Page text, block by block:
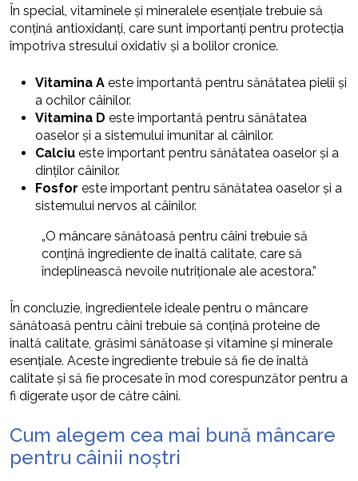
În special, vitaminele și mineralele esențiale trebuie să
conțină antioxidanți, care sunt importanți pentru protecția
împotriva stresului oxidativ și a bolilor cronice.
Vitamina A este importantă pentru sănătatea pielii și
a ochilor câinilor.
Vitamina D este importantă pentru sănătatea
oaselor și a sistemului imunitar al câinilor.
Calciu este important pentru sănătatea oaselor și a
dinților câinilor.
Fosfor este important pentru sănătatea oaselor și a
sistemului nervos al câinilor.
„O mâncare sănătoasă pentru câini trebuie să
conțină ingrediente de înaltă calitate, care să
îndeplinească nevoile nutriționale ale acestora.”
În concluzie, ingredientele ideale pentru o mâncare
sănătoasă pentru câini trebuie să conțină proteine de
înaltă calitate, grăsimi sănătoase și vitamine și minerale
esențiale. Aceste ingrediente trebuie să fie de înaltă
calitate și să fie procesate în mod corespunzător pentru a
fi digerate ușor de către câini.
Cum alegem cea mai bună mâncare
pentru câinii noștri